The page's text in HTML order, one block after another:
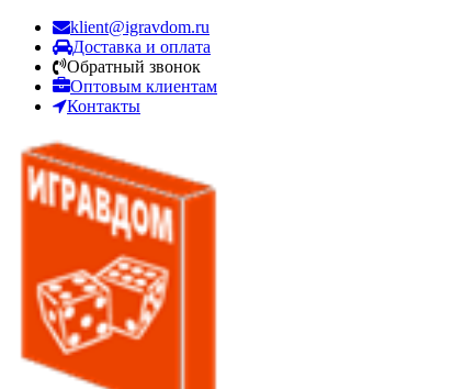
klient@igravdom.ru
Доставка и оплата
Обратный звонок
Оптовым клиентам
Контакты